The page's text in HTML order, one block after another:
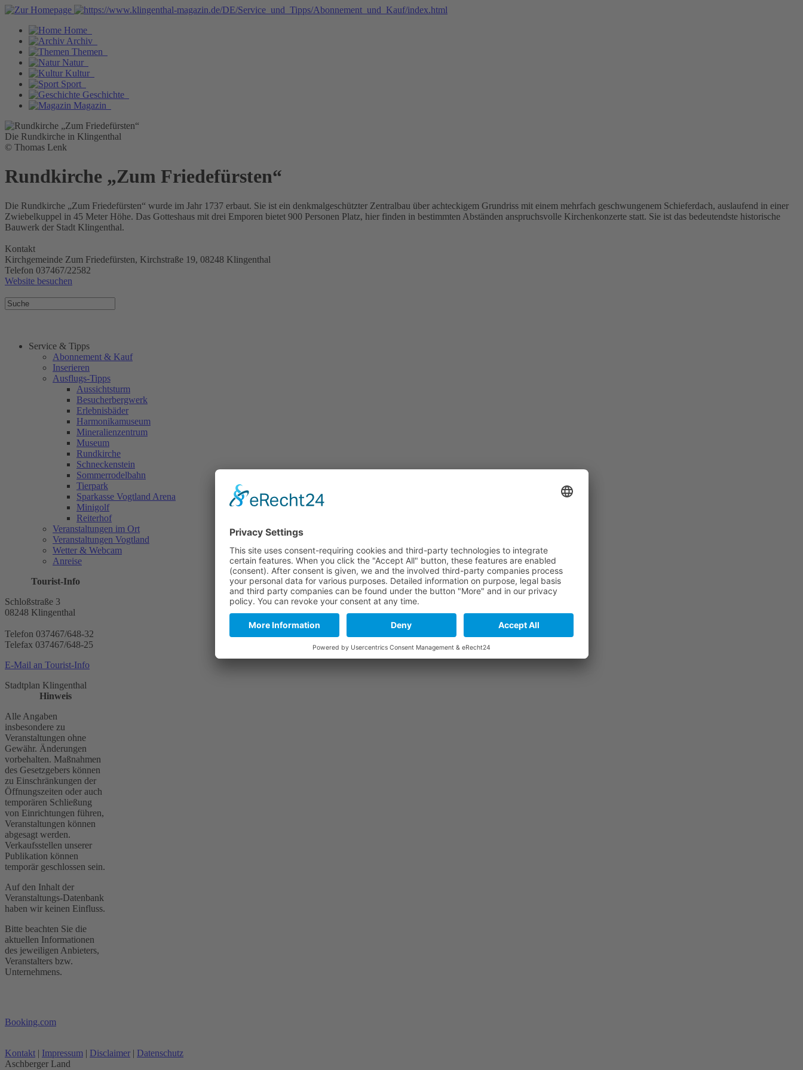
Home
Archiv
Themen
Natur
Kultur
Sport
Geschichte
Magazin
Die Rundkirche in Klingenthal
© Thomas Lenk
Rundkirche „Zum Friedefürsten“
Die Rundkirche „Zum Friedefürsten“ wurde im Jahr 1737 erbaut. Sie ist ein denkmalgeschützter Zentralbau über achteckigem Grundriss mit einem mehrfach geschwungenem Schieferdach, auslaufend in einer
Zwiebelkuppel in 45 Meter Höhe. Das Gotteshaus mit drei Emporen bietet 900 Personen Platz, hier finden in bestimmten Abständen anspruchsvolle Kirchenkonzerte statt. Sie ist das bedeutendste historische
Bauwerk der Stadt Klingenthal.
Kontakt
Kirchgemeinde Zum Friedefürsten, Kirchstraße 19, 08248 Klingenthal
Telefon 037467/22582
Website besuchen
Service & Tipps
Abonnement & Kauf
Inserieren
Ausflugs-Tipps
Aussichtsturm
Besucherbergwerk
Erlebnisbäder
Harmonikamuseum
Mineralienzentrum
Museum
Rundkirche
Schneckenstein
Sommerrodelbahn
Tierpark
Sparkasse Vogtland Arena
Minigolf
Reiterhof
Veranstaltungen im Ort
Veranstaltungen Vogtland
Wetter & Webcam
Anreise
Tourist-Info
Schloßstraße 3
08248 Klingenthal
Telefon 037467/648-32
Telefax 037467/648-25
E-Mail an Tourist-Info
Stadtplan Klingenthal
Hinweis
Alle Angaben
insbesondere zu
Veranstaltungen ohne
Gewähr. Änderungen
vorbehalten. Maßnahmen
des Gesetzgebers können
zu Einschränkungen der
Öffnungszeiten oder auch
temporären Schließung
von Einrichtungen führen,
Veranstaltungen können
abgesagt werden.
Verkaufsstellen unserer
Publikation können
temporär geschlossen sein.
Auf den Inhalt der
Veranstaltungs-Datenbank
haben wir keinen Einfluss.
Bitte beachten Sie die
aktuellen Informationen
des jeweiligen Anbieters,
Veranstalters bzw.
Unternehmens.
Booking.com
Kontakt | Impressum | Disclaimer | Datenschutz
Aschberger Land